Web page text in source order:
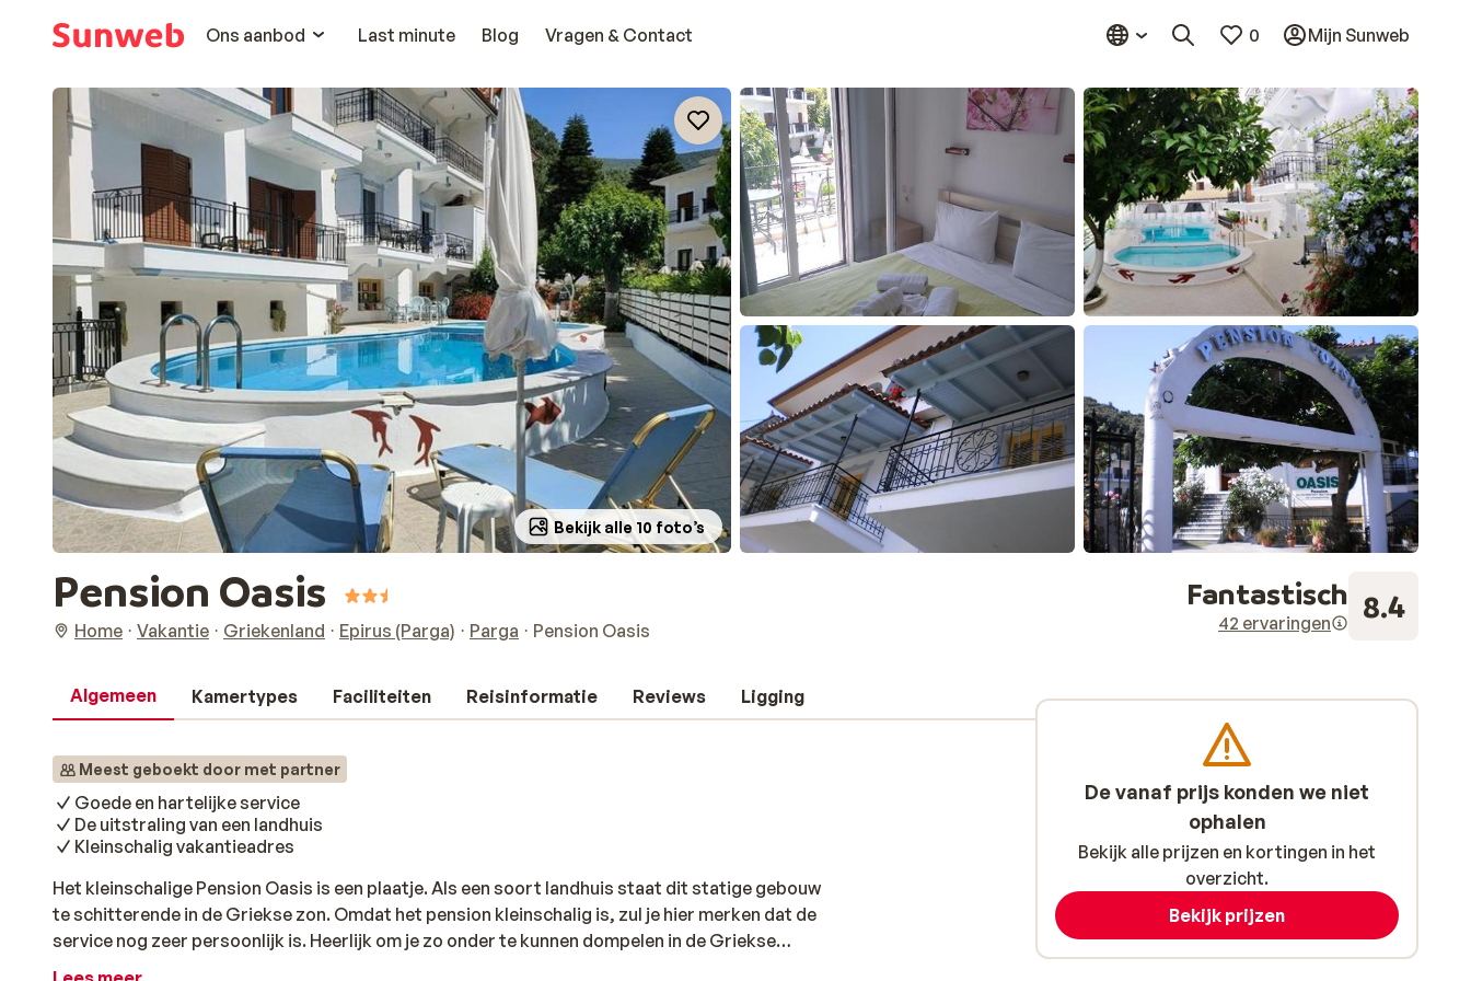
Ons aanbod
Last minute Blog Vragen & Contact 0 Mijn Sunweb
Bekijk alle 10 foto’s
Pension Oasis
Home Vakantie Griekenland Epirus (Parga) Parga Pension Oasis
Fantastisch
42 ervaringen 8.4
Algemeen Kamertypes Faciliteiten Reisinformatie Reviews Ligging
Meest geboekt door met partner
Goede en hartelijke service
De uitstraling van een landhuis
Kleinschalig vakantieadres
Het kleinschalige Pension Oasis is een plaatje. Als een soort landhuis staat dit statige gebouw
te schitterende in de Griekse zon. Omdat het pension kleinschalig is, zul je hier merken dat de
service nog zeer persoonlijk is. Heerlijk om je zo onder te kunnen dompelen in de Griekse
gastvrijheid. Het pension telt maar liefst 6 kamers en alle kamers hebben een gerenoveerde
De vanaf prijs konden we niet
ophalen
Bekijk alle prijzen en kortingen in het
overzicht.
Bekijk prijzen